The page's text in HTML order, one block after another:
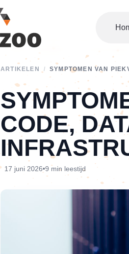
ARTIKELEN / SYMPTOMEN VAN
CODE,
17 juni 2026•9 min leestijd